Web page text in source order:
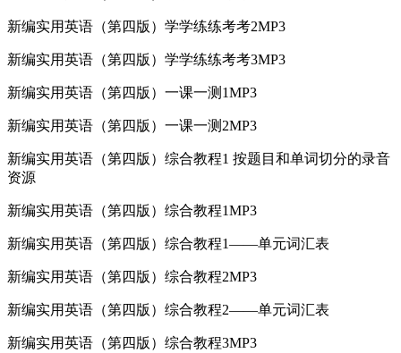
新编实用英语（第四版）学学练练考考2MP3
新编实用英语（第四版）学学练练考考3MP3
新编实用英语（第四版）一课一测1MP3
新编实用英语（第四版）一课一测2MP3
新编实用英语（第四版）综合教程1 按题目和单词切分的录音
资源
新编实用英语（第四版）综合教程1MP3
新编实用英语（第四版）综合教程1——单元词汇表
新编实用英语（第四版）综合教程2MP3
新编实用英语（第四版）综合教程2——单元词汇表
新编实用英语（第四版）综合教程3MP3